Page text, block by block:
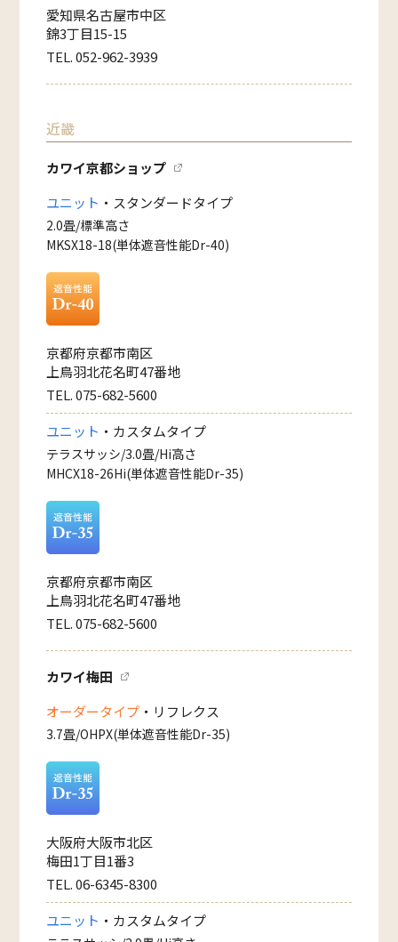
愛知県名古屋市中区
錦3丁目15-15
TEL. 052-962-3939
近畿
カワイ京都ショップ
ユニット ・スタンダードタイプ
2.0畳/標準高さ
MKSX18-18(単体遮音性能Dr-40)
京都府京都市南区
上鳥羽北花名町47番地
TEL. 075-682-5600
ユニット ・カスタムタイプ
テラスサッシ/3.0畳/Hi高さ
MHCX18-26Hi(単体遮音性能Dr-35)
京都府京都市南区
上鳥羽北花名町47番地
TEL. 075-682-5600
カワイ梅田
オーダータイプ ・リフレクス
3.7畳/OHPX(単体遮音性能Dr-35)
大阪府大阪市北区
梅田1丁目1番3
TEL. 06-6345-8300
ユニット ・カスタムタイプ